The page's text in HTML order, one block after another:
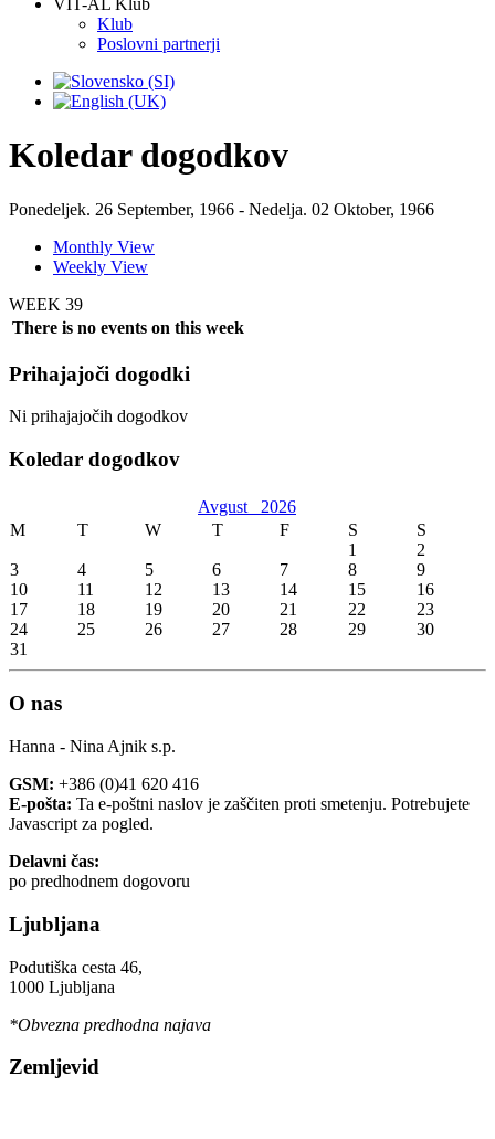
VIT-AL Klub
Klub
Poslovni partnerji
Koledar dogodkov
Ponedeljek. 26 September, 1966 - Nedelja. 02 Oktober, 1966
Monthly View
Weekly View
WEEK 39
There is no events on this week
Prihajajoči dogodki
Ni prihajajočih dogodkov
Koledar dogodkov
Avgust 2026
M
T W T F S
S
1
2
3
4 5 6 7 8
9
10
11 12 13 14 15
16
17
18 19 20 21 22
23
24
25 26 27 28 29
30
31
O nas
Hanna - Nina Ajnik s.p.
GSM: +386 (0)41 620 416
E-pošta: Ta e-poštni naslov je zaščiten proti smetenju. Potrebujete
Javascript za pogled.
Delavni čas:
po predhodnem dogovoru
Ljubljana
Podutiška cesta 46,
1000 Ljubljana
*Obvezna predhodna najava
Zemljevid